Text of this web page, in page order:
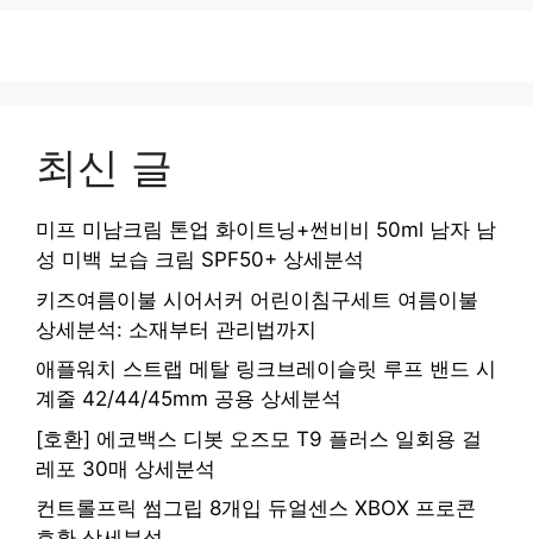
최신 글
미프 미남크림 톤업 화이트닝+썬비비 50ml 남자 남
성 미백 보습 크림 SPF50+ 상세분석
키즈여름이불 시어서커 어린이침구세트 여름이불
상세분석: 소재부터 관리법까지
애플워치 스트랩 메탈 링크브레이슬릿 루프 밴드 시
계줄 42/44/45mm 공용 상세분석
[호환] 에코백스 디봇 오즈모 T9 플러스 일회용 걸
레포 30매 상세분석
컨트롤프릭 썸그립 8개입 듀얼센스 XBOX 프로콘